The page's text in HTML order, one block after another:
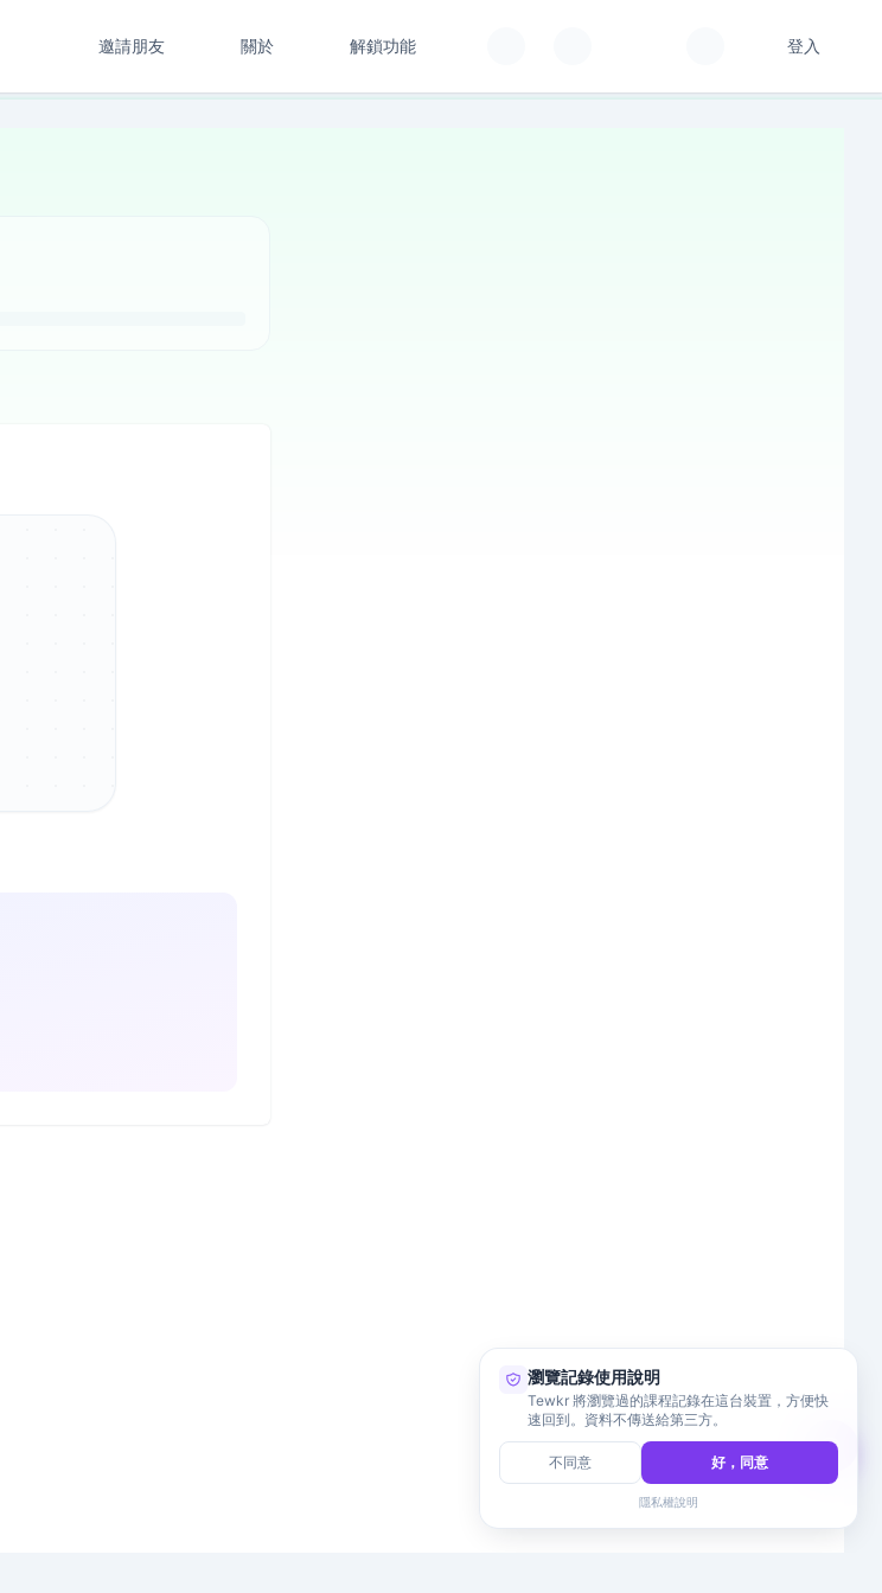
邀請朋友 關於 解鎖功能 登入
瀏覽記錄使用說明
Tewkr 將瀏覽過的課程記錄在這台裝置，方便快
速回到。資料不傳送給第三方。
不同意 好，同意
隱私權說明